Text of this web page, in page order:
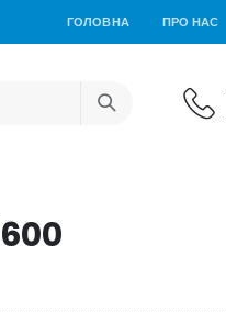
ГОЛОВНА ПРО НАС